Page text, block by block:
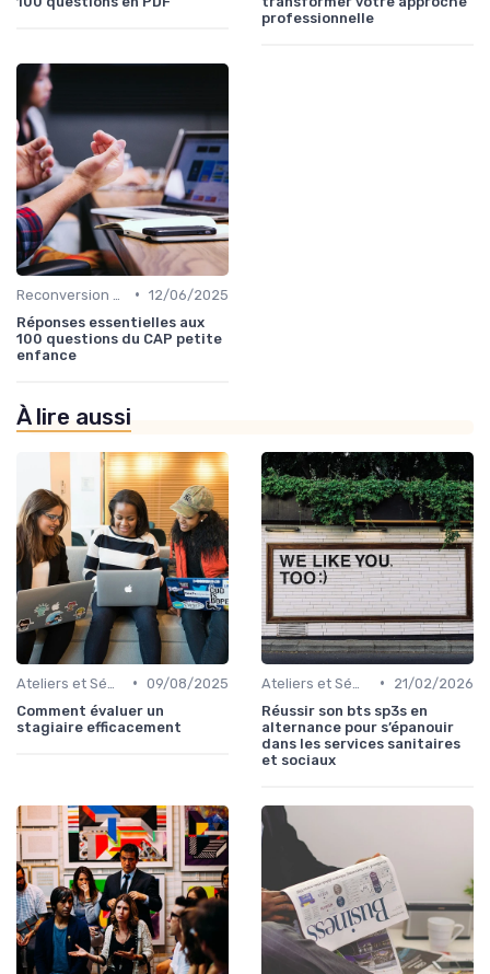
professionnelle
• 12/06/2025
Réponses essentielles aux
100 questions du CAP petite
enfance
À lire aussi
• 09/08/2025
Comment évaluer un
stagiaire efficacement
•
21/02/2026
Réussir son bts sp3s en
alternance pour s’épanouir
dans les services sanitaires
et sociaux